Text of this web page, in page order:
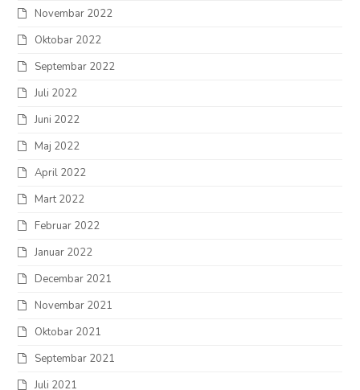
Novembar 2022
Oktobar 2022
Septembar 2022
Juli 2022
Juni 2022
Maj 2022
April 2022
Mart 2022
Februar 2022
Januar 2022
Decembar 2021
Novembar 2021
Oktobar 2021
Septembar 2021
Juli 2021